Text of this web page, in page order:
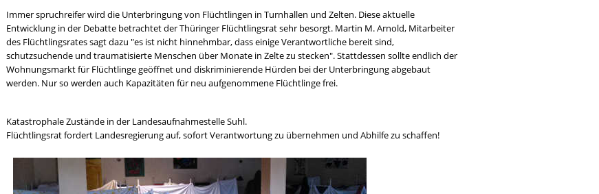
Immer spruchreifer wird die Unterbringung von Flüchtlingen in Turnhallen und Zelten. Diese aktuelle
Entwicklung in der Debatte betrachtet der Thüringer Flüchtlingsrat sehr besorgt. Martin M. Arnold, Mitarbeiter
des Flüchtlingsrates sagt dazu "es ist nicht hinnehmbar, dass einige Verantwortliche bereit sind,
schutzsuchende und traumatisierte Menschen über Monate in Zelte zu stecken". Stattdessen sollte endlich der
Wohnungsmarkt für Flüchtlinge geöffnet und diskriminierende Hürden bei der Unterbringung abgebaut
werden. Nur so werden auch Kapazitäten für neu aufgenommene Flüchtlinge frei.
Katastrophale Zustände in der Landesaufnahmestelle Suhl.
Flüchtlingsrat fordert Landesregierung auf, sofort Verantwortung zu übernehmen und Abhilfe zu schaffen!